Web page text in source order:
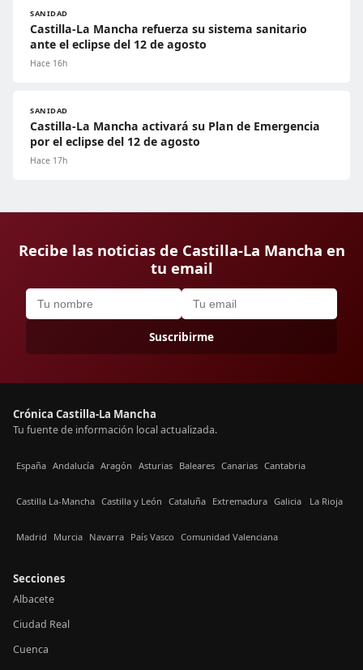
SANIDAD
Castilla-La Mancha refuerza su sistema sanitario
ante el eclipse del 12 de agosto
Hace 16h
SANIDAD
Castilla-La Mancha activará su Plan de Emergencia
por el eclipse del 12 de agosto
Hace 17h
Recibe las noticias de Castilla-La Mancha en
tu email
Suscribirme
Crónica Castilla-La Mancha
Tu fuente de información local actualizada.
España Andalucía Aragón Asturias Baleares Canarias Cantabria
Castilla La-Mancha Castilla y León Cataluña Extremadura Galicia La Rioja
Madrid Murcia Navarra País Vasco Comunidad Valenciana
Secciones
Albacete
Ciudad Real
Cuenca